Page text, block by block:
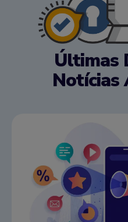
NOSSAS
Últimas
Notícias